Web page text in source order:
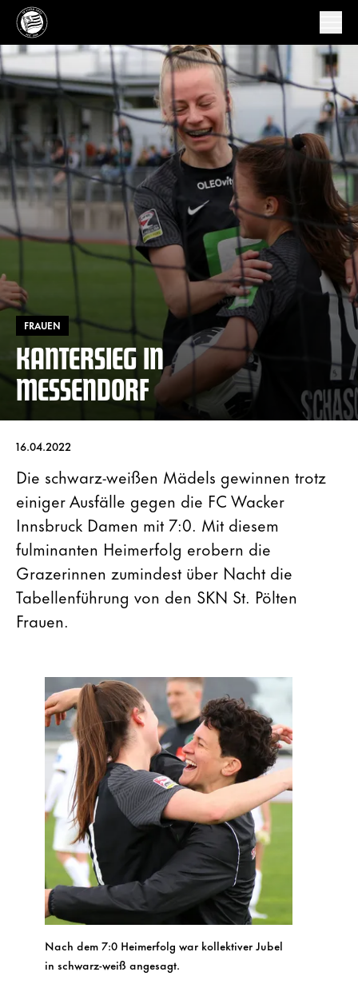
FRAUEN
KANTERSIEG IN
MESSENDORF
16.04.2022
Die schwarz-weißen Mädels gewinnen trotz
einiger Ausfälle gegen die FC Wacker
Innsbruck Damen mit 7:0. Mit diesem
fulminanten Heimerfolg erobern die
Grazerinnen zumindest über Nacht die
Tabellenführung von den SKN St. Pölten
Frauen.
Nach dem 7:0 Heimerfolg war kollektiver Jubel
in schwarz-weiß angesagt.